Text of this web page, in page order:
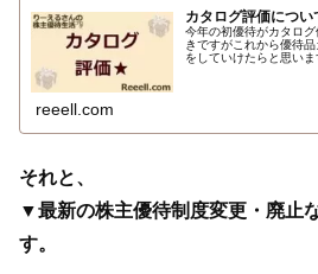
カタログ評価につい
今年の初優待がカタロ
きですがこれから優待
をしていけたらと思いま
reeell.com
それと、
▼最新の株主優待制度変更・廃止
す。